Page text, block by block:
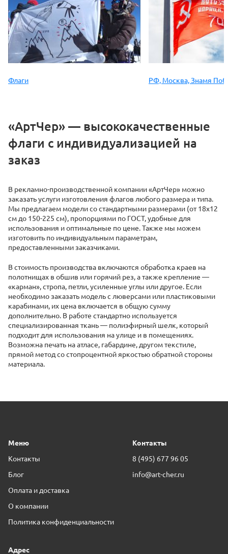
«АртЧер» — высококачественные
флаги с индивидуализацией на
заказ
В рекламно-производственной компании «АртЧер» можно
заказать услуги изготовления флагов любого размера и типа.
Мы предлагаем модели со стандартными размерами (от 18х12
см до 150-225 см), пропорциями по ГОСТ, удобные для
использования и оптимальные по цене. Также мы можем
изготовить по индивидуальным параметрам,
предоставленными заказчиками.
В стоимость производства включаются обработка краев на
полотнищах в обшив или горячий рез, а также крепление —
«карман», стропа, петли, усиленные углы или другое. Если
необходимо заказать модель с люверсами или пластиковыми
карабинами, их цена включается в общую сумму
дополнительно. В работе стандартно используется
специализированная ткань — полиэфирный шелк, который
подходит для использования на улице и в помещениях.
Возможна печать на атласе, габардине, другом текстиле,
прямой метод со стопроцентной яркостью обратной стороны
материала.
Флаги РФ, Москва, Знамя
Меню
Контакты
Блог
Оплата и доставка
О компании
Политика конфиденциальности
Контакты
8 (495) 677 96 05
info@art-cher.ru
Адрес